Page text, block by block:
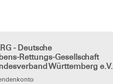
- Deutsche
Rettungs-Gesellschaft
Württemberg e.V.